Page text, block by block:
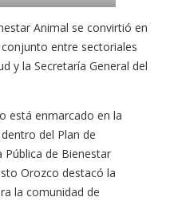
Animal se convirtió en
entre sectoriales
y la Secretaría General del
está enmarcado en la
dentro del Plan de
Pública de Bienestar
Orozco destacó la
la comunidad de